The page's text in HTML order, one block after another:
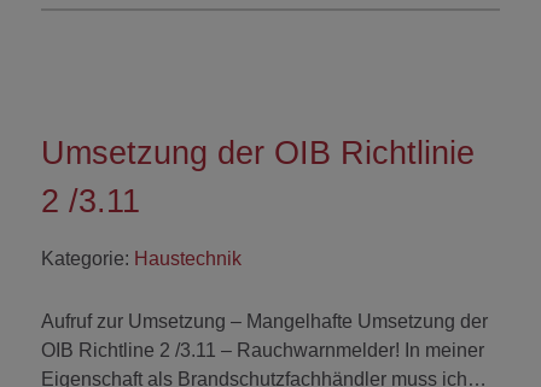
Umsetzung der OIB Richtlinie
2 /3.11
Kategorie: Haustechnik
Aufruf zur Umsetzung – Mangelhafte Umsetzung der
OIB Richtline 2 /3.11 – Rauchwarnmelder! In meiner
Eigenschaft als Brandschutzfachhändler muss ich…